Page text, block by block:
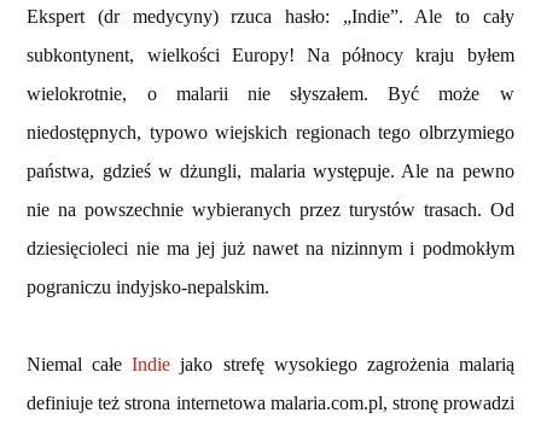
Ekspert (dr medycyny) rzuca hasło: „Indie”. Ale to cały
subkontynent, wielkości Europy! Na północy kraju byłem
wielokrotnie, o malarii nie słyszałem. Być może w
niedostępnych, typowo wiejskich regionach tego olbrzymiego
państwa, gdzieś w dżungli, malaria występuje. Ale na pewno
nie na powszechnie wybieranych przez turystów trasach. Od
dziesięcioleci nie ma jej już nawet na nizinnym i podmokłym
pograniczu indyjsko-nepalskim.
Niemal całeIndie jako strefę wysokiego zagrożenia malarią
definiuje też strona internetowa malaria.com.pl, stronę prowadzi